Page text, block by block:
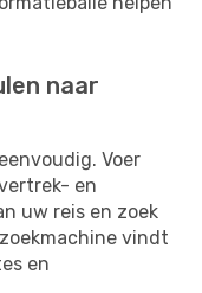
naar
Voer
en
uw reis en zoek
vindt
en